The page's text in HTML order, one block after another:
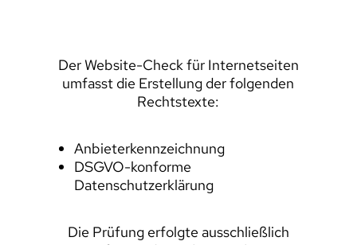
Der Website-Check für Internetseiten
umfasst die Erstellung der folgenden
Rechtstexte:
Anbieterkennzeichnung
DSGVO-konforme
Datenschutzerklärung
Die Prüfung erfolgte ausschließlich